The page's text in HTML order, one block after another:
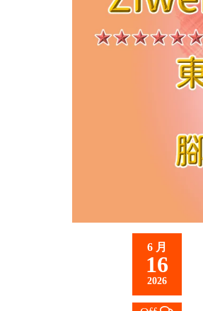
6 月
16
2026